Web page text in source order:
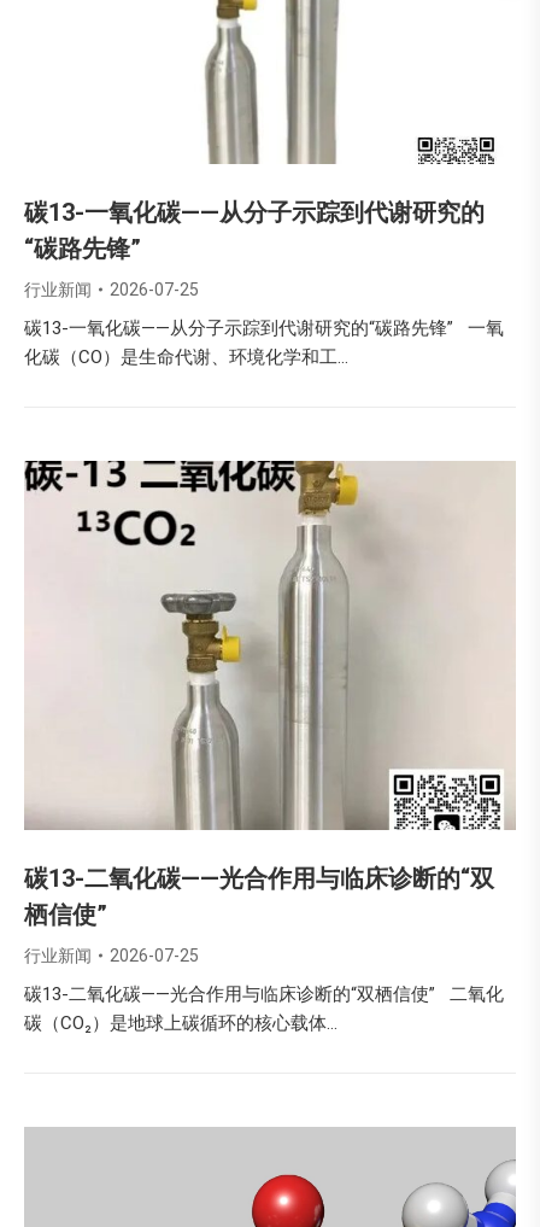
碳13-一氧化碳——从分子示踪到代谢研究的
“碳路先锋”
行业新闻 2026-07-25
碳13-一氧化碳——从分子示踪到代谢研究的“碳路先锋” 一氧
化碳（CO）是生命代谢、环境化学和工…
碳13-二氧化碳——光合作用与临床诊断的“双
栖信使”
行业新闻 2026-07-25
碳13-二氧化碳——光合作用与临床诊断的“双栖信使” 二氧化
碳（CO₂）是地球上碳循环的核心载体…